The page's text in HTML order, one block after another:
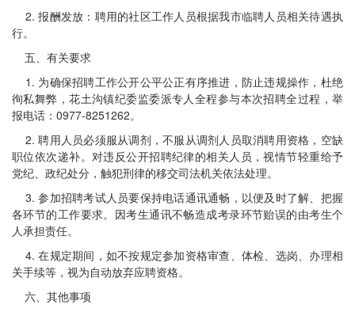
2. 报酬发放：聘用的社区工作人员根据我市临聘人员相关待遇执
行。
五、有关要求
1. 为确保招聘工作公开公平公正有序推进，防止违规操作，杜绝
徇私舞弊，花土沟镇纪委监委派专人全程参与本次招聘全过程，举
报电话：0977-8251262。
2. 聘用人员必须服从调剂，不服从调剂人员取消聘用资格，空缺
职位依次递补。对违反公开招聘纪律的相关人员，视情节轻重给予
党纪、政纪处分，触犯刑律的移交司法机关依法处理。
3. 参加招聘考试人员要保持电话通讯通畅，以便及时了解、把握
各环节的工作要求。因考生通讯不畅造成考录环节贻误的由考生个
人承担责任。
4. 在规定期间，如不按规定参加资格审查、体检、选岗、办理相
关手续等，视为自动放弃应聘资格。
六、其他事项